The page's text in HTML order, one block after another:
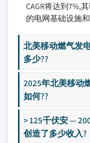
CAGR将达到7%,
的电网基础设施
北美移动燃气发
多少??
2025年北美移动
如何??
> 125千伏安 —
创造了多少收入?